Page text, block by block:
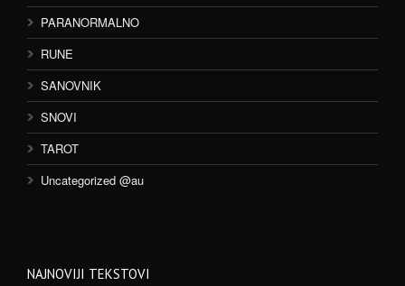
PARANORMALNO
RUNE
SANOVNIK
SNOVI
TAROT
Uncategorized @au
NAJNOVIJI TEKSTOVI